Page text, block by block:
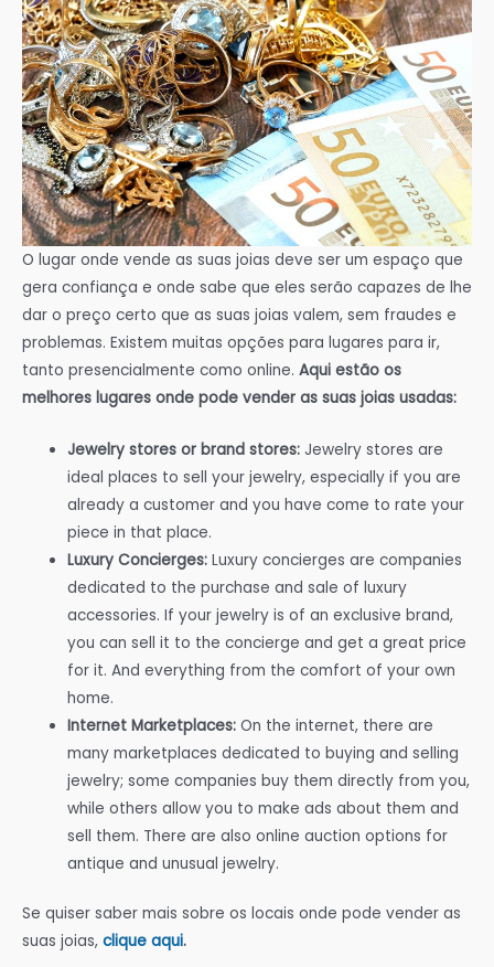
O lugar onde vende as suas joias deve ser um espaço que
gera confiança e onde sabe que eles serão capazes de lhe
dar o preço certo que as suas joias valem, sem fraudes e
problemas. Existem muitas opções para lugares para ir,
tanto presencialmente como online. Aqui estão os
melhores lugares onde pode vender as suas joias usadas:
Jewelry stores or brand stores: Jewelry stores are
ideal places to sell your jewelry, especially if you are
already a customer and you have come to rate your
piece in that place.
Luxury Concierges: Luxury concierges are companies
dedicated to the purchase and sale of luxury
accessories. If your jewelry is of an exclusive brand,
you can sell it to the concierge and get a great price
for it. And everything from the comfort of your own
home.
Internet Marketplaces: On the internet, there are
many marketplaces dedicated to buying and selling
jewelry; some companies buy them directly from you,
while others allow you to make ads about them and
sell them. There are also online auction options for
antique and unusual jewelry.
Se quiser saber mais sobre os locais onde pode vender as
suas joias, clique aqui.